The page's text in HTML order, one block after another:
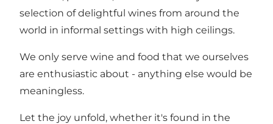
selection of delightful wines from around the
world in informal settings with high ceilings.
We only serve wine and food that we ourselves
are enthusiastic about - anything else would be
meaningless.
Let the joy unfold, whether it's found in the